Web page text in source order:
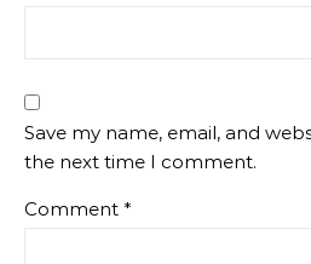
Save my name, email, and
the next time I comment.
Comment *